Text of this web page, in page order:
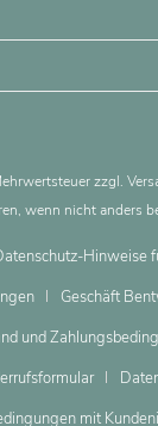
zzgl.
wenn nicht anders
Hinweise
Geschäft
und
mit